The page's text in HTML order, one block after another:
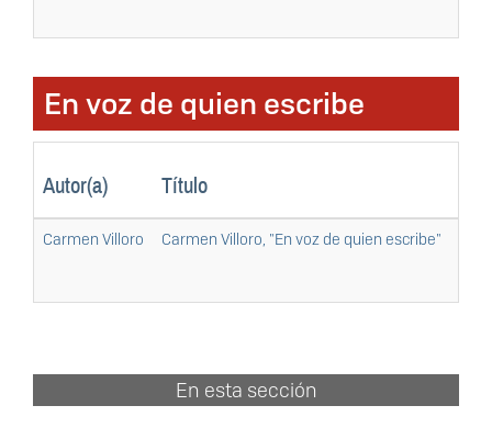
En voz de quien escribe
Autor(a) Título
Carmen Villoro Carmen Villoro, "En voz de quien escribe"
En esta sección